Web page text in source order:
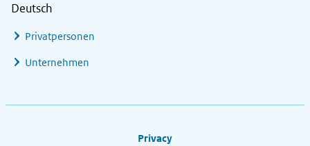
Deutsch
Privatpersonen
Unternehmen
Privacy